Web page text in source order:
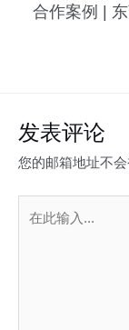
合作案例 |
发表评论
您的邮箱地址不会